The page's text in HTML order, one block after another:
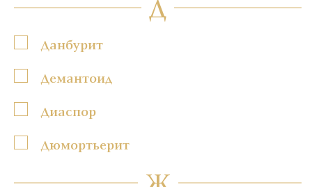
Данбурит
Демантоид
Диаспор
Дюмортьерит